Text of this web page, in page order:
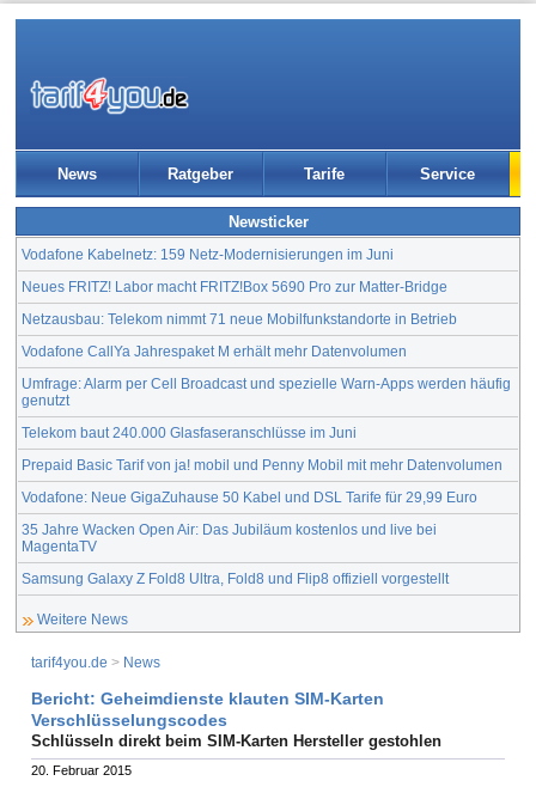
News Ratgeber Tarife Service
Newsticker
Vodafone Kabelnetz: 159 Netz-Modernisierungen im Juni
Neues FRITZ! Labor macht FRITZ!Box 5690 Pro zur Matter-Bridge
Netzausbau: Telekom nimmt 71 neue Mobilfunkstandorte in Betrieb
Vodafone CallYa Jahrespaket M erhält mehr Datenvolumen
Umfrage: Alarm per Cell Broadcast und spezielle Warn-Apps werden häufig
genutzt
Telekom baut 240.000 Glasfaseranschlüsse im Juni
Prepaid Basic Tarif von ja! mobil und Penny Mobil mit mehr Datenvolumen
Vodafone: Neue GigaZuhause 50 Kabel und DSL Tarife für 29,99 Euro
35 Jahre Wacken Open Air: Das Jubiläum kostenlos und live bei
MagentaTV
Samsung Galaxy Z Fold8 Ultra, Fold8 und Flip8 offiziell vorgestellt
Weitere News
tarif4you.de > News
Bericht: Geheimdienste klauten SIM-Karten
Verschlüsselungscodes
Schlüsseln direkt beim SIM-Karten Hersteller gestohlen
20. Februar 2015